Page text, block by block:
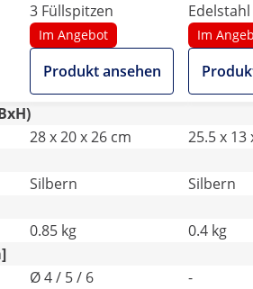
3 Füllspitzen
Im Angebot
Produkt ansehen
Edelstahl
mm
Im
28 x 20 x 26 cm
25.5 x 13
Silbern
Silbern
0.85 kg
0.4 kg
Ø 4 / 5 / 6
-